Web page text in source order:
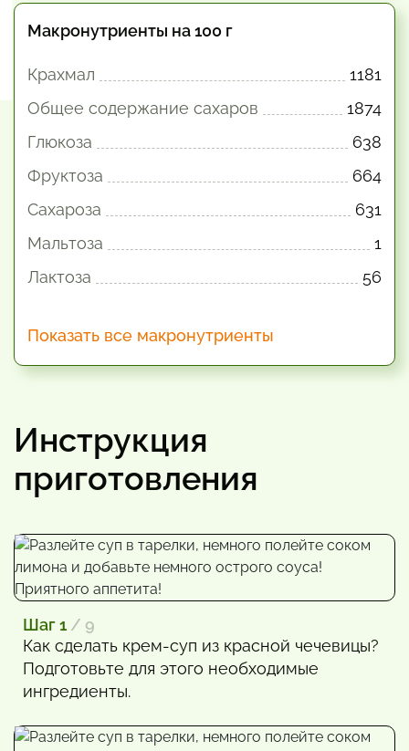
Макронутриенты на 100 г
Крахмал
1181
Общее содержание сахаров
1874
Глюкоза
638
Фруктоза
664
Сахароза
631
Мальтоза
1
Лактоза
56
Показать все макронутриенты
Инструкция
приготовления
Шаг 1 / 9
Как сделать крем-суп из красной чечевицы?
Подготовьте для этого необходимые
ингредиенты.